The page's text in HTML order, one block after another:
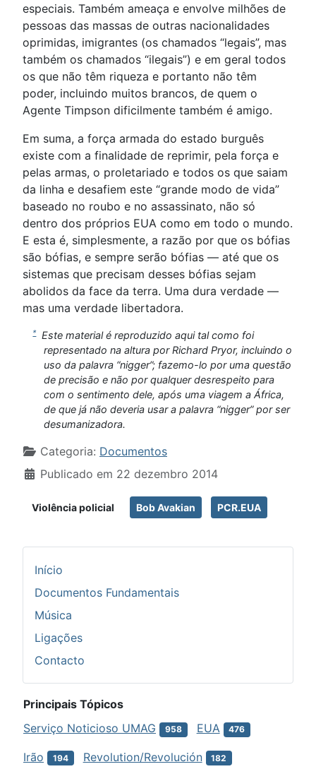
especiais. Também ameaça e envolve milhões de
pessoas das massas de outras nacionalidades
oprimidas, imigrantes (os chamados “legais”, mas
também os chamados “ilegais”) e em geral todos
os que não têm riqueza e portanto não têm
poder, incluindo muitos brancos, de quem o
Agente Timpson dificilmente também é amigo.
Em suma, a força armada do estado burguês
existe com a finalidade de reprimir, pela força e
pelas armas, o proletariado e todos os que saiam
da linha e desafiem este “grande modo de vida”
baseado no roubo e no assassinato, não só
dentro dos próprios EUA como em todo o mundo.
E esta é, simplesmente, a razão por que os bófias
são bófias, e sempre serão bófias — até que os
sistemas que precisam desses bófias sejam
abolidos da face da terra. Uma dura verdade —
mas uma verdade libertadora.
*Este material é reproduzido aqui tal como foi
representado na altura por Richard Pryor, incluindo o
uso da palavra “nigger”; fazemo-lo por uma questão
de precisão e não por qualquer desrespeito para
com o sentimento dele, após uma viagem a África,
de que já não deveria usar a palavra “nigger” por ser
desumanizadora.
Detalhes
Categoria: Documentos
Publicado em 22 dezembro 2014
Violência policial Bob Avakian PCR.EUA
Início
Documentos Fundamentais
Música
Ligações
Contacto
Principais Tópicos
Serviço Noticioso UMAG
958 EUA 476
Irão 194 Revolution/Revolución 182